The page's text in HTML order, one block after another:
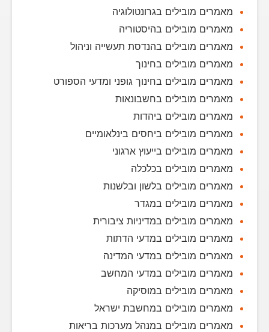
מאמרים מובילים בגרונטולוגיה
מאמרים מובילים בהיסטוריה
מאמרים מובילים בהנדסת תעשייה וניהול
מאמרים מובילים בחינוך
מאמרים מובילים בחינוך גופני ומדעי הספורט
מאמרים מובילים בחשבונאות
מאמרים מובילים ביהדות
מאמרים מובילים ביחסים בינלאומיים
מאמרים מובילים בייעוץ ארגוני
מאמרים מובילים בכלכלה
מאמרים מובילים בלשון ובלשנות
מאמרים מובילים במגדר
מאמרים מובילים במדיניות ציבורית
מאמרים מובילים במדעי הדתות
מאמרים מובילים במדעי המדינה
מאמרים מובילים במדעי המחשב
מאמרים מובילים במוסיקה
מאמרים מובילים במחשבת ישראל
מאמרים מובילים במנהל מערכות בריאות